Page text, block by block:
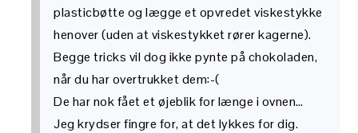
plasticbøtte og lægge et opvredet viskestykke
henover (uden at viskestykket rører kagerne).
Begge tricks vil dog ikke pynte på chokoladen,
når du har overtrukket dem:-(
De har nok fået et øjeblik for længe i ovnen…
Jeg krydser fingre for, at det lykkes for dig.